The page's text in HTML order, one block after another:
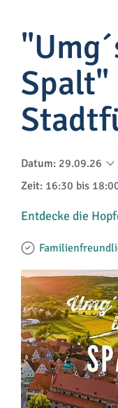
Spalt"
Datum: 29.09.26
Zeit: 16:30 bis
Entdecke die